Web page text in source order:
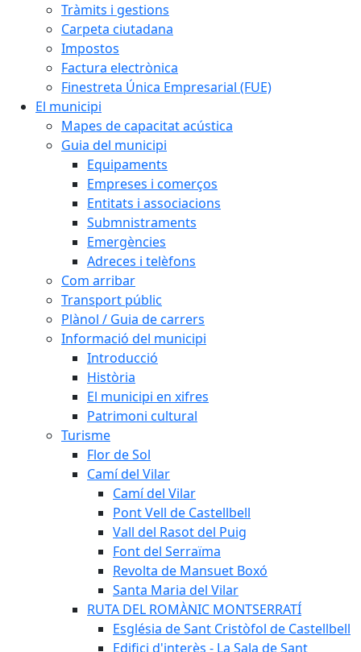
Tràmits i gestions
Carpeta ciutadana
Impostos
Factura electrònica
Finestreta Única Empresarial (FUE)
El municipi
Mapes de capacitat acústica
Guia del municipi
Equipaments
Empreses i comerços
Entitats i associacions
Submnistraments
Emergències
Adreces i telèfons
Com arribar
Transport públic
Plànol / Guia de carrers
Informació del municipi
Introducció
Història
El municipi en xifres
Patrimoni cultural
Turisme
Flor de Sol
Camí del Vilar
Camí del Vilar
Pont Vell de Castellbell
Vall del Rasot del Puig
Font del Serraïma
Revolta de Mansuet Boxó
Santa Maria del Vilar
RUTA DEL ROMÀNIC MONTSERRATÍ
Església de Sant Cristòfol de Castellbell
Edifici d'interès - La Sala de Sant